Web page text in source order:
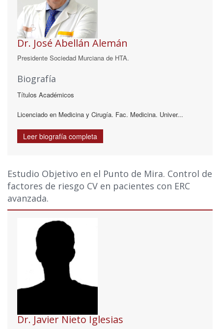
Dr. José Abellán Alemán
Presidente Sociedad Murciana de HTA.
Biografía
Títulos Académicos
Licenciado en Medicina y Cirugía. Fac. Medicina. Univer...
Leer biografía completa
Estudio Objetivo en el Punto de Mira. Control de
factores de riesgo CV en pacientes con ERC
avanzada.
Dr. Javier Nieto Iglesias